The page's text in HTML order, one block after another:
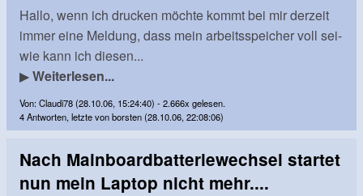
Hallo, wenn ich drucken möchte kommt bei mir derzeit
immer eine Meldung, dass mein arbeitsspeicher voll sei-
wie kann ich diesen...
▶Weiterlesen...
Von: Claudi78 (28.10.06, 15:24:40) - 2.666x gelesen.
4 Antworten, letzte von borsten (28.10.06, 22:08:06)
Nach Mainboardbatteriewechsel startet
nun mein Laptop nicht mehr....